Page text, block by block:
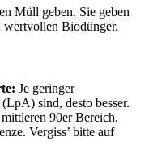
Müll geben. Sie geben
wertvollen Biodünger.
Je geringer
(LpA) sind, desto besser.
90er Bereich,
Vergiss’ bitte auf